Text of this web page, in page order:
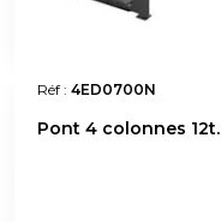
Réf : 4ED0700N
Pont 4 colonnes 12t.